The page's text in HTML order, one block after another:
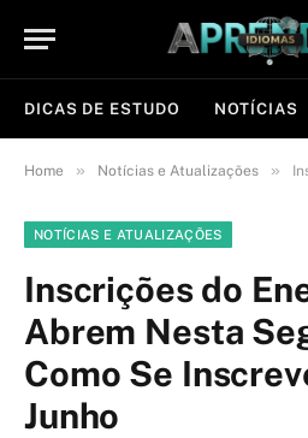
DICAS DE ESTUDO NOTÍCIAS
Home » Notícias e Atualizações »
NOTÍCIAS E ATUALIZAÇÕES
Inscrições do
Abrem Nesta
Como Se
Junho